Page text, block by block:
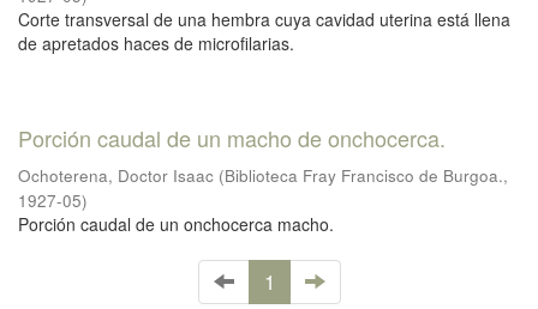
Corte transversal de una hembra cuya cavidad uterina está llena
de apretados haces de microfilarias.
Porción caudal de un macho de onchocerca.
Ochoterena, Doctor Isaac (Biblioteca Fray Francisco de Burgoa.,
1927-05)
Porción caudal de un onchocerca macho.
1